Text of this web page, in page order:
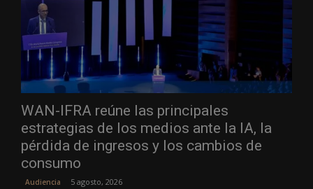
WAN-IFRA reúne las principales
estrategias de los medios ante la IA, la
pérdida de ingresos y los cambios de
consumo
Audiencia 5 agosto, 2026